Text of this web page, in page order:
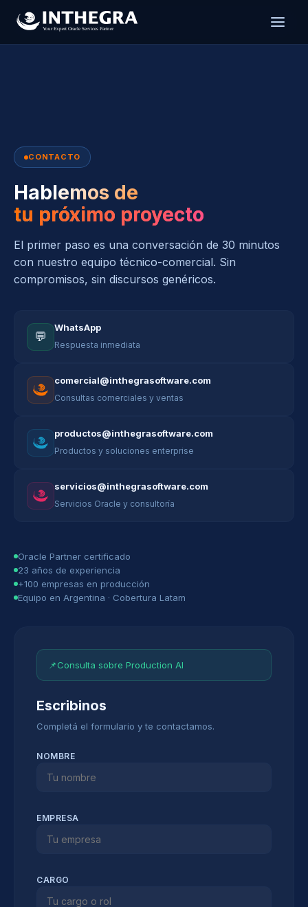
CONTACTO
Hablemos de
tu próximo proyecto
El primer paso es una conversación de 30 minutos
con nuestro equipo técnico-comercial. Sin
compromisos, sin discursos genéricos.
💬
WhatsApp
Respuesta inmediata
comercial@inthegrasoftware.com
Consultas comerciales y ventas
productos@inthegrasoftware.com
Productos y soluciones enterprise
servicios@inthegrasoftware.com
Servicios Oracle y consultoría
Oracle Partner certificado
23 años de experiencia
+100 empresas en producción
Equipo en Argentina · Cobertura Latam
📌Consulta sobre Production AI
Escribinos
Completá el formulario y te contactamos.
NOMBRE
EMPRESA
CARGO